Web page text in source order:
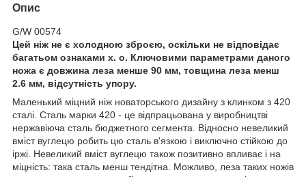
Опис
G/W 00574
Цей ніж не є холодною зброєю, оскільки не відповідає
багатьом ознаками х. о. Ключовими параметрами даного
ножа є довжина леза менше 90 мм, товщина леза менш
2.6 мм, відсутність упору.
Маленький міцний ніж новаторського дизайну з клинком з 420
сталі. Сталь марки 420 - це відпрацьована у виробництві
нержавіюча сталь бюджетного сегмента. Відносно невеликий
вміст вуглецю робить цю сталь в'язкою і виключно стійкою до
іржі. Невеликий вміст вуглецю також позитивно впливає і на
міцність: така сталь менш тендітна. Можливо, леза таких ножів